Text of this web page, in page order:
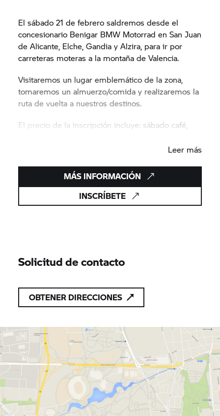
El sábado 21 de febrero saldremos desde el
concesionario Benigar BMW Motorrad en San Juan
de Alicante, Elche, Gandia y Alzira, para ir por
carreteras moteras a la montaña de Valencia.
Visitaremos un lugar emblemático de la zona,
tomaremos un almuerzo/comida y realizaremos la
ruta de vuelta a nuestros destinos.
El precio de la inscripción incluye: sábado café,
Leer más
MÁS INFORMACIÓN
INSCRÍBETE
Solicitud de contacto
OBTENER DIRECCIONES